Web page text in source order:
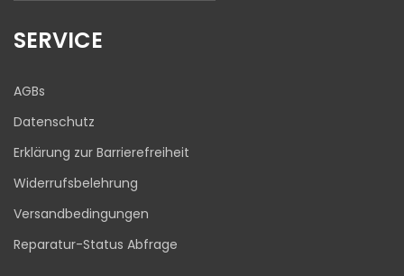
Bewertungen von
1
anderen Quelle
SERVICE
AGBs
Datenschutz
Erklärung zur Barrierefreiheit
Widerrufsbelehrung
Versandbedingungen
Reparatur-Status Abfrage